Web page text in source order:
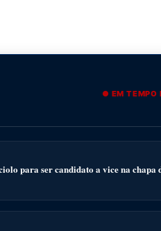
● EM TEMPO
para ser candidato a vice na chapa